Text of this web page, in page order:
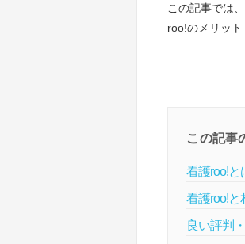
この記事では
roo!のメリッ
この記事
看護roo!
看護roo!
良い評判